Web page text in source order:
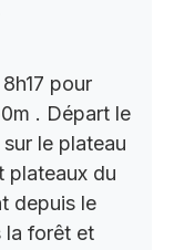
pour
. Départ le
le plateau
plateaux du
depuis le
la forêt et